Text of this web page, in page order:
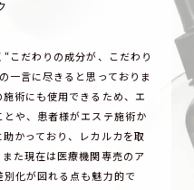
こだわりの成分が、こだわり
一言に尽きると思っておりま
術にも使用できるため、エ
や、患者様がエステ施術か
かっており、レカルカを取
た現在は医療機関専売のア
化が図れる点も魅力的で